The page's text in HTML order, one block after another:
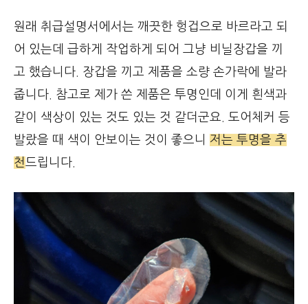
원래 취급설명서에서는 깨끗한 헝겁으로 바르라고 되
어 있는데 급하게 작업하게 되어 그냥 비닐장갑을 끼
고 했습니다. 장갑을 끼고 제품을 소량 손가락에 발라
줍니다. 참고로 제가 쓴 제품은 투명인데 이게 흰색과
같이 색상이 있는 것도 있는 것 같더군요. 도어체커 등
발랐을 때 색이 안보이는 것이 좋으니 저는 투명을 추
천드립니다.